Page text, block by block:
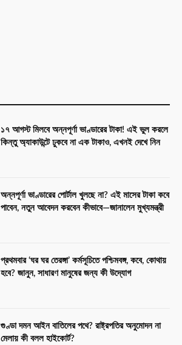
১৭ আগস্ট মিলবে অন্নপূর্ণা ভাণ্ডারের টাকা! এই ভুল করলে
কিন্তু অ্যাকাউন্টে ঢুকবে না এক টাকাও, এখনই দেখে নিন
অন্নপূর্ণা ভাণ্ডারের পোর্টাল খুলছে না? এই মাসের টাকা কবে
পাবেন, নতুন আবেদন করবেন কীভাবে—জানালেন মুখ্যমন্ত্রী
প্রথমবার ‘ঘর ঘর তেরঙ্গা’ কর্মসূচিতে পশ্চিমবঙ্গ, কবে, কোথায়
হবে? জানুন, সাধারণ মানুষের জন্য কী উদ্যোগ
গুণ্ডা দমন আইন বাতিলের পথে? রাষ্ট্রপতির অনুমোদন না
মেলায় কী বলল হাইকোর্ট?